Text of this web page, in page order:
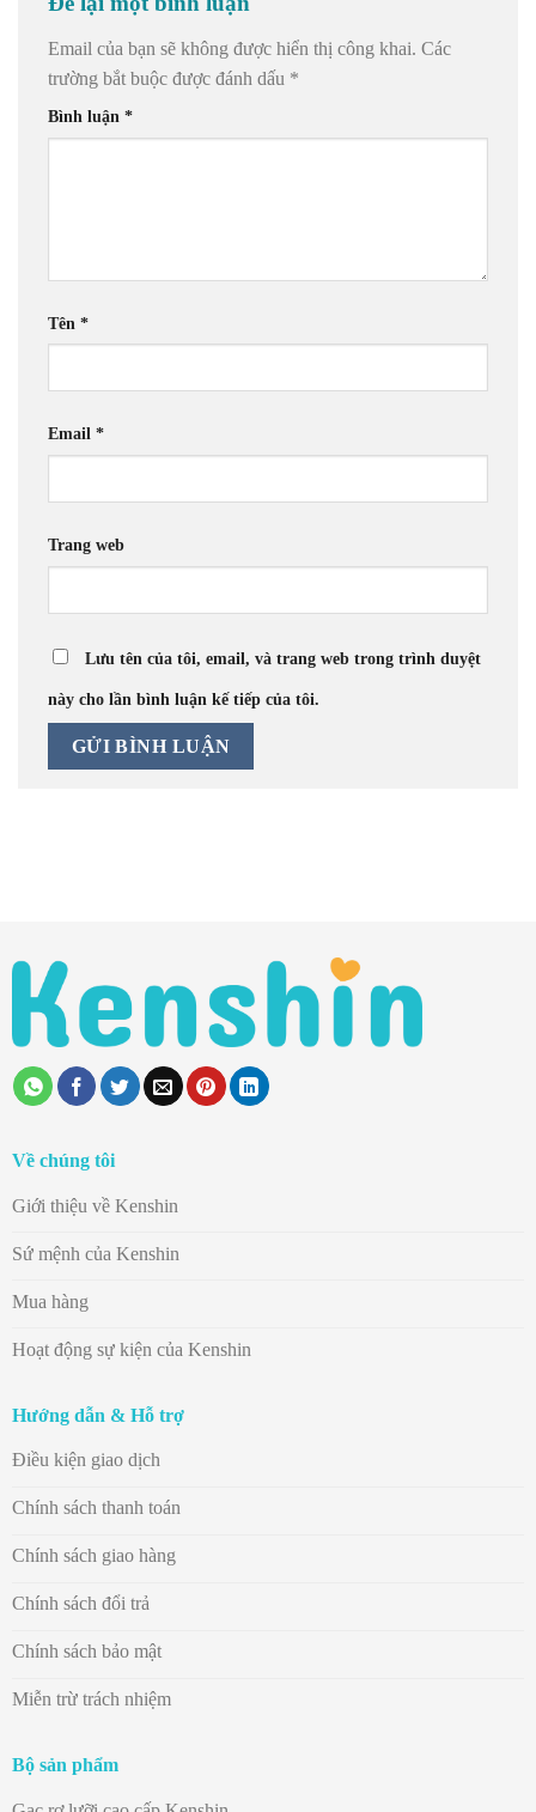
Email của bạn sẽ không được hiển thị công khai. Các
trường bắt buộc được đánh dấu *
Bình luận *
Tên *
Email *
Trang web
Lưu tên của tôi, email, và trang web trong trình duyệt
này cho lần bình luận kế tiếp của tôi.
Về chúng tôi
Giới thiệu về Kenshin
Sứ mệnh của Kenshin
Mua hàng
Hoạt động sự kiện của Kenshin
Hướng dẫn & Hỗ trợ
Điều kiện giao dịch
Chính sách thanh toán
Chính sách giao hàng
Chính sách đổi trả
Chính sách bảo mật
Miễn trừ trách nhiệm
Bộ sản phẩm